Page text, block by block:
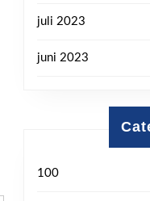
juli 2023
juni 2023
100